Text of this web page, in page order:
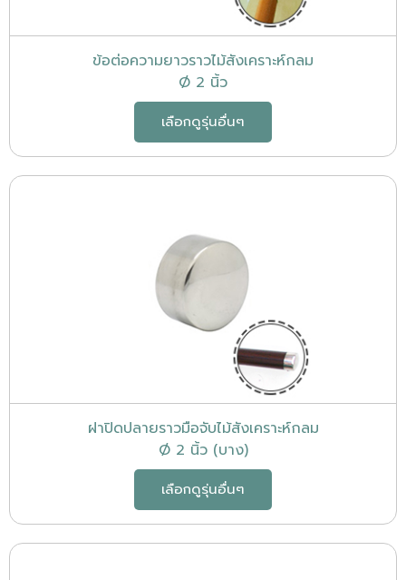
ข้อต่อความยาวราวไม้สังเคราะห์กลม
Ø 2 นิ้ว
เลือกดูรุ่นอื่นๆ
ฝาปิดปลายราวมือจับไม้สังเคราะห์กลม
Ø 2 นิ้ว (บาง)
เลือกดูรุ่นอื่นๆ